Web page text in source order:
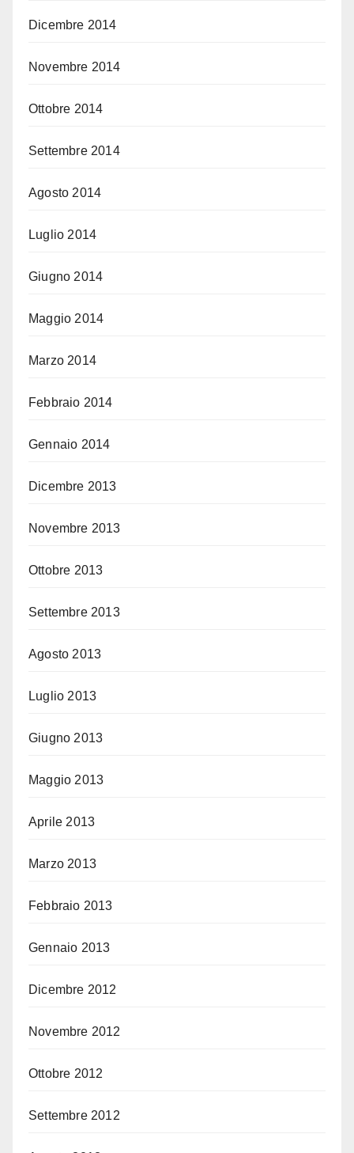
Dicembre 2014
Novembre 2014
Ottobre 2014
Settembre 2014
Agosto 2014
Luglio 2014
Giugno 2014
Maggio 2014
Marzo 2014
Febbraio 2014
Gennaio 2014
Dicembre 2013
Novembre 2013
Ottobre 2013
Settembre 2013
Agosto 2013
Luglio 2013
Giugno 2013
Maggio 2013
Aprile 2013
Marzo 2013
Febbraio 2013
Gennaio 2013
Dicembre 2012
Novembre 2012
Ottobre 2012
Settembre 2012